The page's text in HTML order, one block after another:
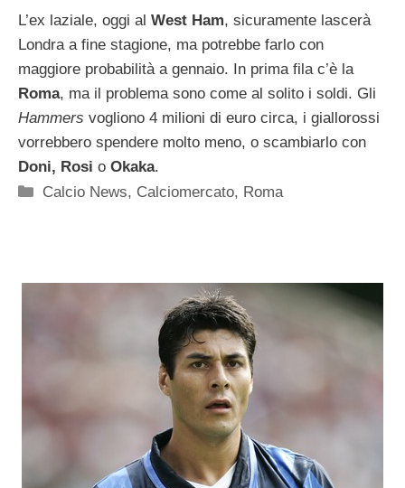
L’ex laziale, oggi al West Ham, sicuramente lascerà
Londra a fine stagione, ma potrebbe farlo con
maggiore probabilità a gennaio. In prima fila c’è la
Roma, ma il problema sono come al solito i soldi. Gli
Hammers vogliono 4 milioni di euro circa, i giallorossi
vorrebbero spendere molto meno, o scambiarlo con
Doni, Rosi o Okaka.
Categorie
Calcio News, Calciomercato, Roma